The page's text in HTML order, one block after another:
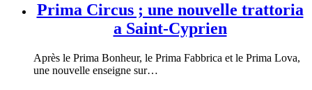
Prima Circus ; une nouvelle trattoria
a Saint-Cyprien
Après le Prima Bonheur, le Prima Fabbrica et le Prima Lova,
une nouvelle enseigne sur…